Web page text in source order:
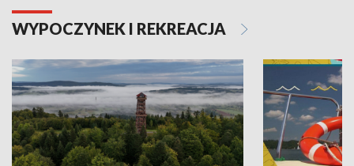
WYPOCZYNEK I REKREACJA